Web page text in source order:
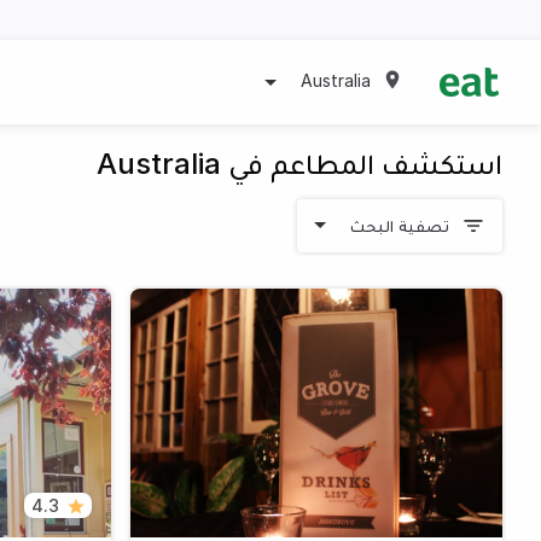
Australia
استكشف المطاعم في Australia
تصفية البحث
4.3